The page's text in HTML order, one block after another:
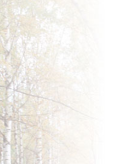
Н.Б. Жуки-грибоеды
фауны России и
– М. : Изд-во МГУ,
наиболее вредных лесам
России / Лесн.
– СПб. : Типо-лит. А.Ф.
цв. ил.
Дерево и насекомое / А.С.
: Наука, Сибирское